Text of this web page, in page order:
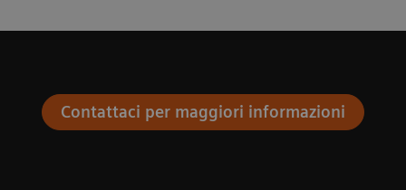
Contattaci per maggiori informazioni